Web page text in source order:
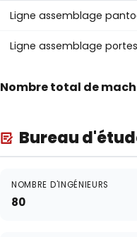
Ligne assemblage
Ligne assemblage portes
Nombre total de
Bureau
NOMBRE D'INGÉNIEURS
80